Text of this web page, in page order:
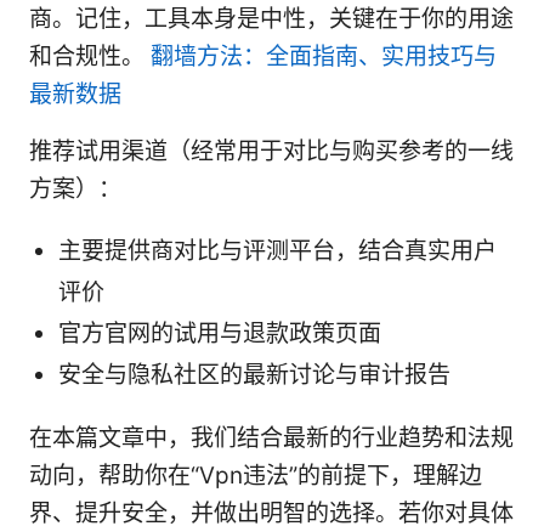
商。记住，工具本身是中性，关键在于你的用途
和合规性。 翻墙方法：全面指南、实用技巧与
最新数据
推荐试用渠道（经常用于对比与购买参考的一线
方案）：
主要提供商对比与评测平台，结合真实用户
评价
官方官网的试用与退款政策页面
安全与隐私社区的最新讨论与审计报告
在本篇文章中，我们结合最新的行业趋势和法规
动向，帮助你在“Vpn违法”的前提下，理解边
界、提升安全，并做出明智的选择。若你对具体